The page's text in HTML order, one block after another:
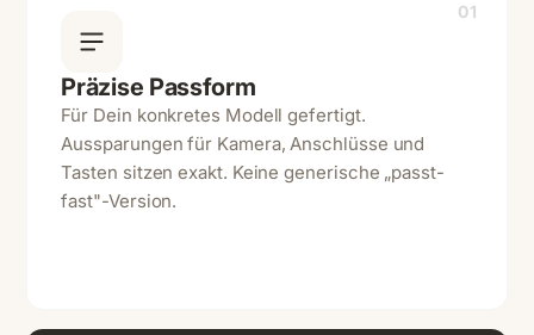
01
Präzise Passform
Für Dein konkretes Modell gefertigt.
Aussparungen für Kamera, Anschlüsse und
Tasten sitzen exakt. Keine generische „passt-
fast"-Version.